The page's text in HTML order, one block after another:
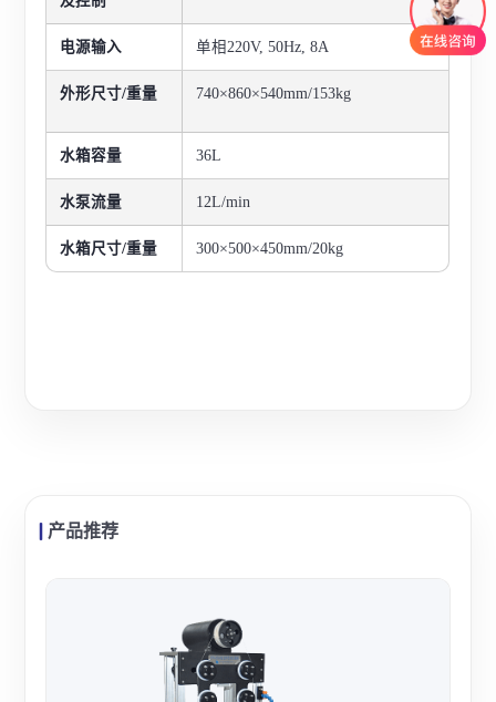
电源输入 单相220V, 50Hz, 8A
外形尺寸/重量 740×860×540mm/153kg
水箱容量 36L
水泵流量 12L/min
水箱尺寸/重量 300×500×450mm/20kg
产品推荐